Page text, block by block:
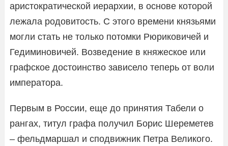
аристократической иерархии, в основе которой
лежала родовитость. С этого времени князьями
могли стать не только потомки Рюриковичей и
Гедиминовичей. Возведение в княжеское или
графское достоинство зависело теперь от воли
императора.
Первым в России, еще до принятия Табели о
рангах, титул графа получил Борис Шереметев
– фельдмаршал и сподвижник Петра Великого.